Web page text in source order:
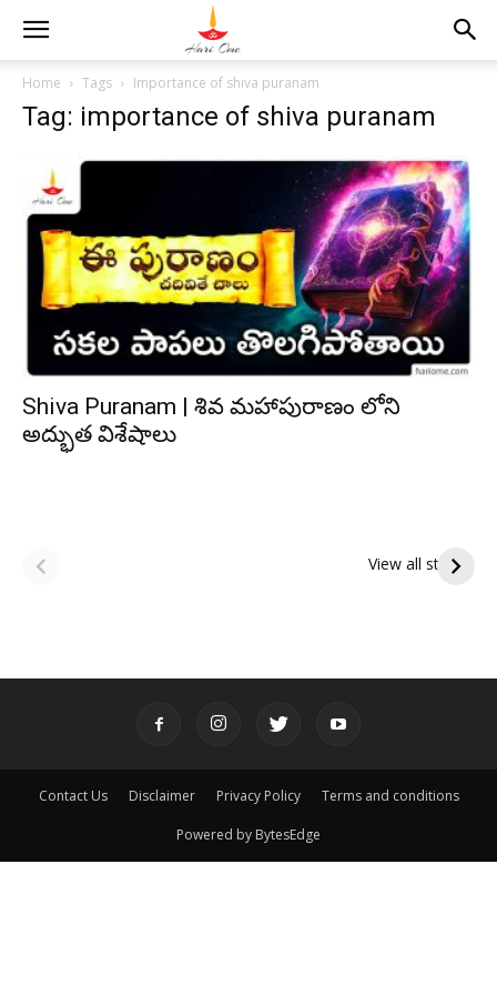
Home Tags Importance of shiva puranam
Tag: importance of shiva puranam
Shiva Puranam | శివ మహాపురాణం లోని
అద్భుత విశేషాలు
View all stories
పితృదేవతల ఆశీర్వాదం
ఇంద్రకీలాద్రి గిరి ప్రదక్షిణ
Contact Us Disclaimer Privacy Policy Terms and conditions
Powered by BytesEdge